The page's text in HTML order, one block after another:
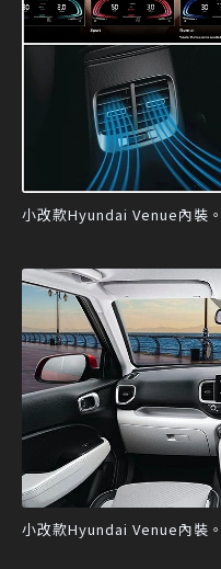
小改款Hyundai Venue內裝
小改款Hyundai Venue內裝